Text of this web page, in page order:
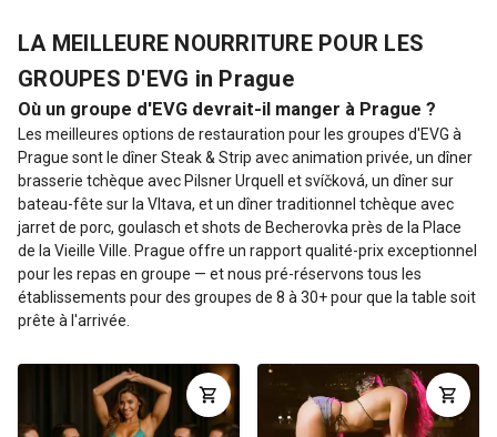
LA MEILLEURE NOURRITURE POUR LES
GROUPES D'EVG in Prague
Où un groupe d'EVG devrait-il manger à Prague ?
Les meilleures options de restauration pour les groupes d'EVG à
Prague sont le dîner Steak & Strip avec animation privée, un dîner
brasserie tchèque avec Pilsner Urquell et svíčková, un dîner sur
bateau-fête sur la Vltava, et un dîner traditionnel tchèque avec
jarret de porc, goulasch et shots de Becherovka près de la Place
de la Vieille Ville. Prague offre un rapport qualité-prix exceptionnel
pour les repas en groupe — et nous pré-réservons tous les
établissements pour des groupes de 8 à 30+ pour que la table soit
prête à l'arrivée.